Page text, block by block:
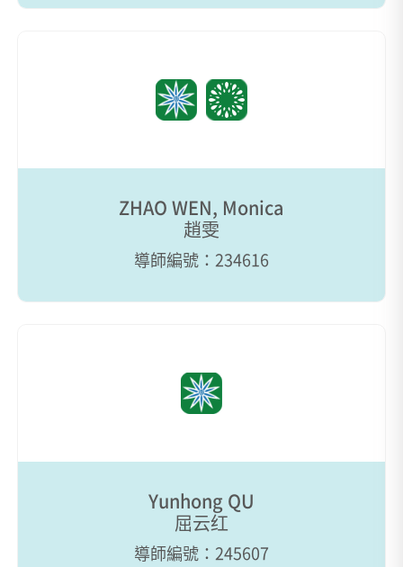
ZHAO WEN, Monica
趙雯
導師編號：234616
Yunhong QU
屈云红
導師編號：245607